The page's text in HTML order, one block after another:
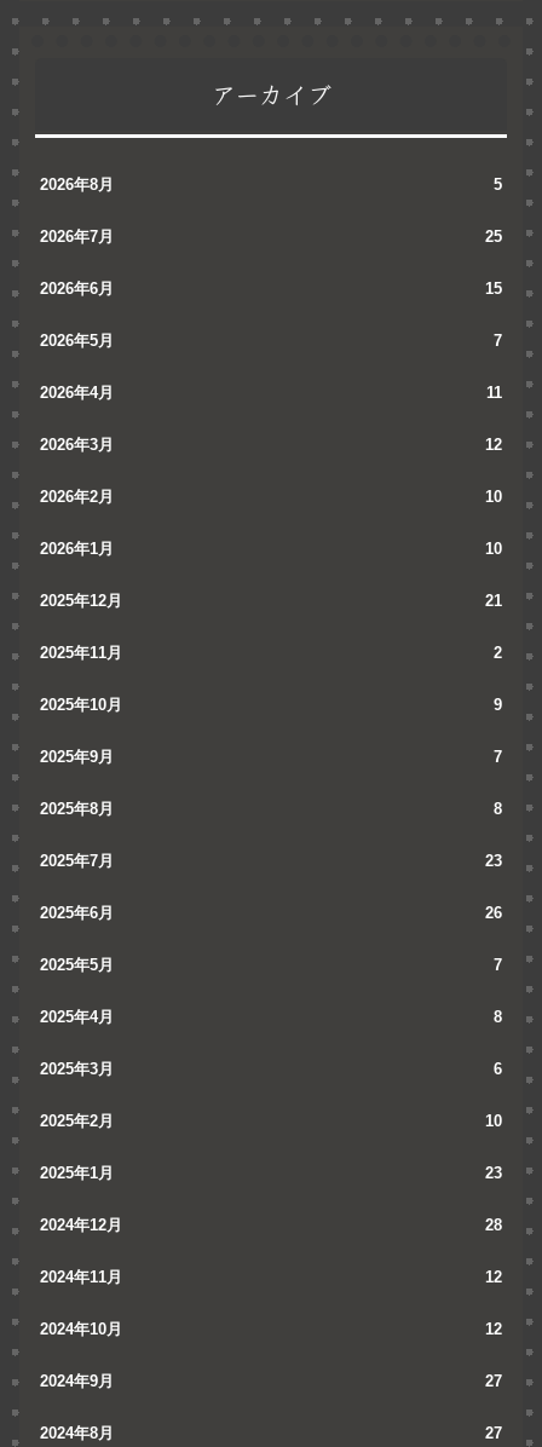
アーカイブ
2026年8月 5
2026年7月 25
2026年6月 15
2026年5月 7
2026年4月 11
2026年3月 12
2026年2月 10
2026年1月 10
2025年12月 21
2025年11月 2
2025年10月 9
2025年9月 7
2025年8月 8
2025年7月 23
2025年6月 26
2025年5月 7
2025年4月 8
2025年3月 6
2025年2月 10
2025年1月 23
2024年12月 28
2024年11月 12
2024年10月 12
2024年9月 27
2024年8月 27